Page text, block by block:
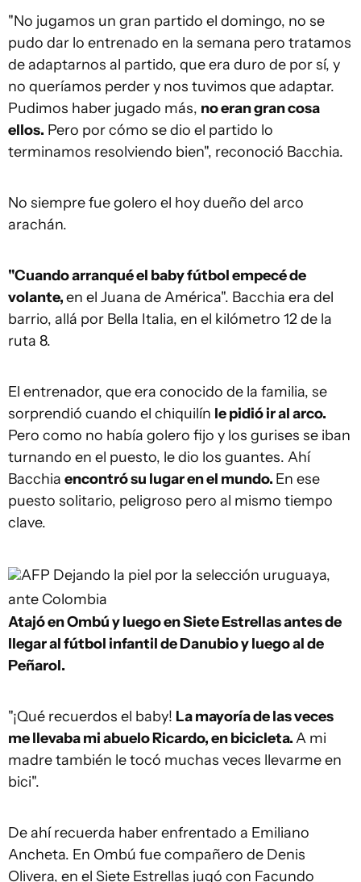
"No jugamos un gran partido el domingo, no se
pudo dar lo entrenado en la semana pero tratamos
de adaptarnos al partido, que era duro de por sí, y
no queríamos perder y nos tuvimos que adaptar.
Pudimos haber jugado más, no eran gran cosa
ellos. Pero por cómo se dio el partido lo
terminamos resolviendo bien", reconoció Bacchia.
No siempre fue golero el hoy dueño del arco
arachán.
"Cuando arranqué el baby fútbol empecé de
volante,en el Juana de América". Bacchia era del
barrio, allá por Bella Italia, en el kilómetro 12 de la
ruta 8.
El entrenador, que era conocido de la familia, se
sorprendió cuando el chiquilín le pidió ir al arco.
Pero como no había golero fijo y los gurises se iban
turnando en el puesto, le dio los guantes. Ahí
Bacchia encontró su lugar en el mundo. En ese
puesto solitario, peligroso pero al mismo tiempo
clave.
AFP Dejando la piel por la selección uruguaya,
ante Colombia
Atajó en Ombú y luego en Siete Estrellas antes de
llegar al fútbol infantil de Danubio y luego al de
Peñarol.
"¡Qué recuerdos el baby! La mayoría de las veces
me llevaba mi abuelo Ricardo, en bicicleta.A mi
madre también le tocó muchas veces llevarme en
bici".
De ahí recuerda haber enfrentado a Emiliano
Ancheta. En Ombú fue compañero de Denis
Olivera, en el Siete Estrellas jugó con Facundo